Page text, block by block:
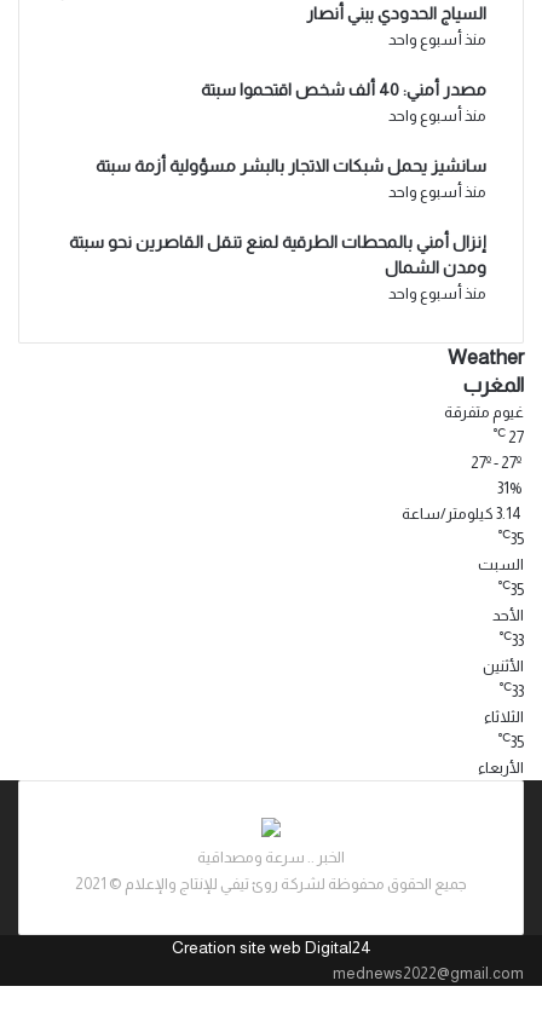
السياج الحدودي ببني أنصار
منذ أسبوع واحد
مصدر أمني: 40 ألف شخص اقتحموا سبتة
منذ أسبوع واحد
سانشيز يحمل شبكات الاتجار بالبشر مسؤولية أزمة سبتة
منذ أسبوع واحد
إنزال أمني بالمحطات الطرقية لمنع تنقل القاصرين نحو سبتة
ومدن الشمال
منذ أسبوع واحد
Weather
المغرب
غيوم متفرقة
27
℃
31%
3.14 كيلومتر/ساعة
35
℃
السبت
35
℃
الأحد
33
℃
الأثنين
33
℃
الثلاثاء
35
℃
الأربعاء
الخبر .. سرعة ومصداقية
جميع الحقوق محفوظة لشركة روئ تيفي للإنتاج والإعلام © 2021
Creation site web Digital24
mednews2022@gmail.com